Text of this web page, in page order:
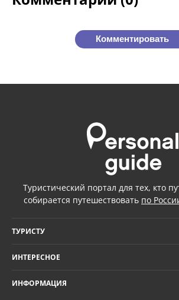
Комментировать
Туристический портал для тех, кто
собирается путешествовать по
ТУРИСТУ
ИНТЕРЕСНОЕ
ИНФОРМАЦИЯ